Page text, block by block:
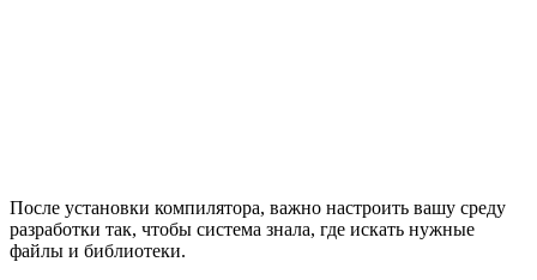
После установки компилятора, важно настроить вашу среду
разработки так, чтобы система знала, где искать нужные
файлы и библиотеки.